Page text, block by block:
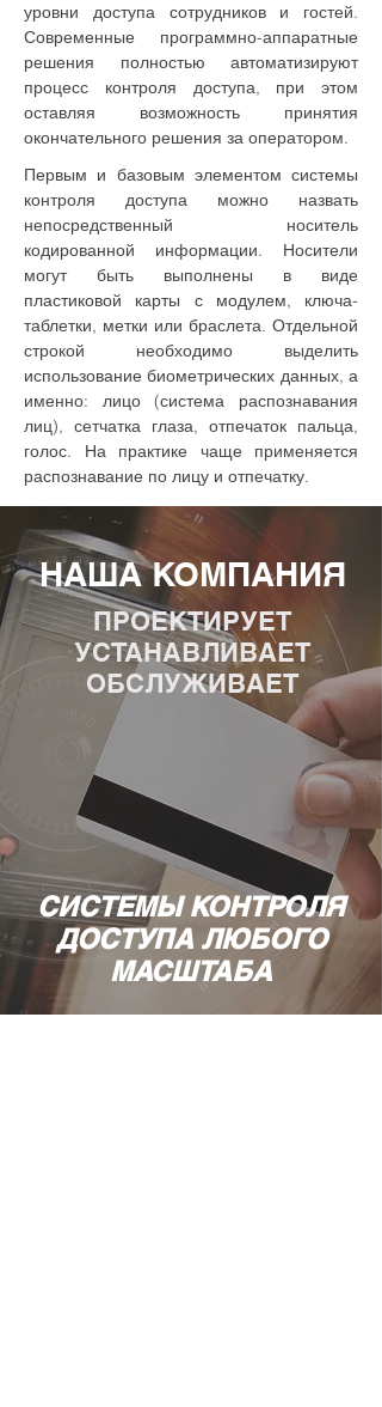
уровни доступа сотрудников и гостей.
Современные программно-аппаратные
решения полностью автоматизируют
процесс контроля доступа, при этом
оставляя возможность принятия
окончательного решения за оператором.
Первым и базовым элементом системы
контроля доступа можно назвать
непосредственный носитель
кодированной информации. Носители
могут быть выполнены в виде
пластиковой карты с модулем, ключа-
таблетки, метки или браслета. Отдельной
строкой необходимо выделить
использование биометрических данных, а
именно: лицо (система распознавания
лиц), сетчатка глаза, отпечаток пальца,
голос. На практике чаще применяется
распознавание по лицу и отпечатку.
НАША КОМПАНИЯ
ПРОЕКТИРУЕТ
УСТАНАВЛИВАЕТ
ОБСЛУЖИВАЕТ
СИСТЕМЫ КОНТРОЛЯ
ДОСТУПА ЛЮБОГО
МАСШТАБА